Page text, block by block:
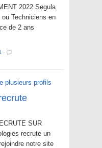
2022 Segula
Techniciens en
de 2 ans
·
SUR
recrute un
notre site